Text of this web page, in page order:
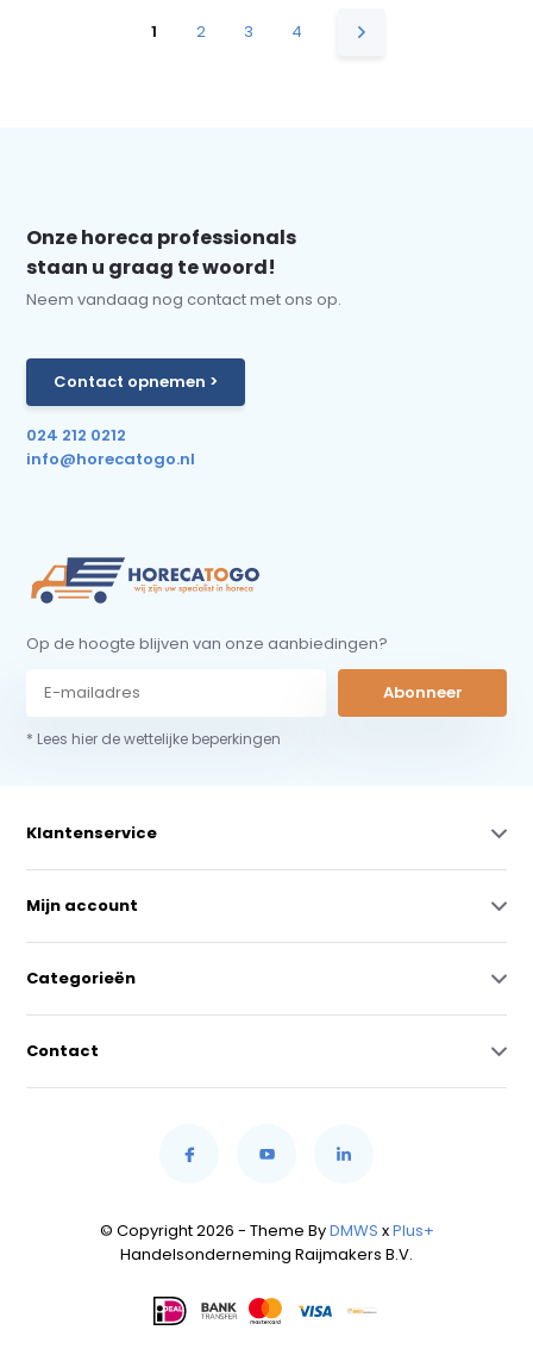
1 2 3 4
Onze horeca professionals
staan u graag te woord!
Neem vandaag nog contact met ons op.
Contact opnemen >
024 212 0212
info@horecatogo.nl
Op de hoogte blijven van onze aanbiedingen?
Abonneer
* Lees hier de wettelijke beperkingen
Klantenservice
Mijn account
Categorieën
Contact
© Copyright 2026 - Theme ByDMWS xPlus+
Handelsonderneming Raijmakers B.V.